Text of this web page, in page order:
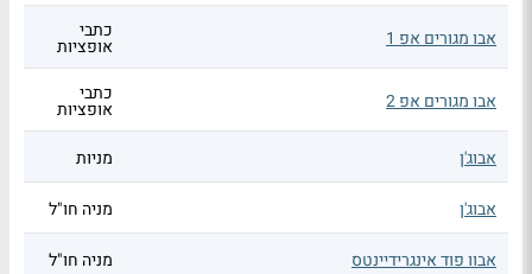
אבו מגורים אפ 1 כתבי
אופציות
אבו מגורים אפ 2 כתבי
אופציות
אבוג'ן
מניות
אבוג'ן מניה חו"ל
אבוו פוד אינגרידיינטס מניה חו"ל